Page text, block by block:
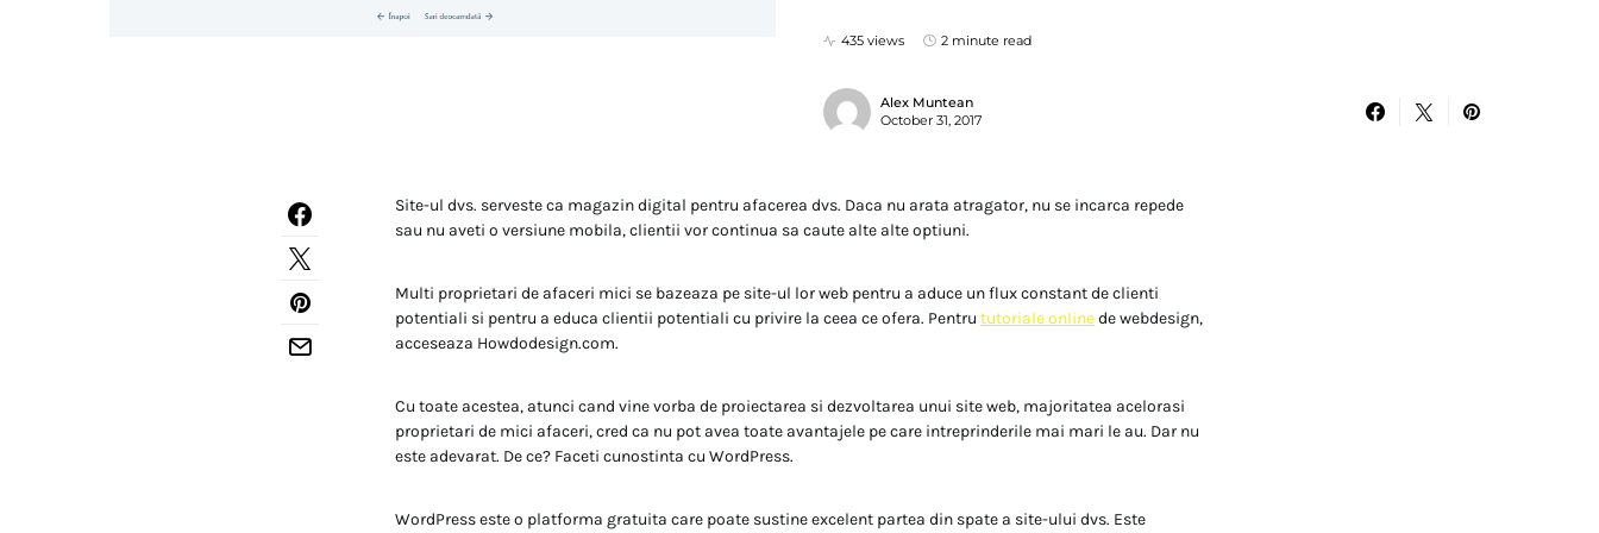
435 views 2 minute read
Alex Muntean
October 31, 2017
Site-ul dvs. serveste ca magazin digital pentru afacerea dvs. Daca nu arata atragator, nu se incarca repede
sau nu aveti o versiune mobila, clientii vor continua sa caute alte alte optiuni.
Multi proprietari de afaceri mici se bazeaza pe site-ul lor web pentru a aduce un flux constant de clienti
potentiali si pentru a educa clientii potentiali cu privire la ceea ce ofera. Pentru tutoriale onlinede webdesign,
acceseaza Howdodesign.com.
Cu toate acestea, atunci cand vine vorba de proiectarea si dezvoltarea unui site web, majoritatea acelorasi
proprietari de mici afaceri, cred ca nu pot avea toate avantajele pe care intreprinderile mai mari le au. Dar nu
este adevarat. De ce? Faceti cunostinta cu WordPress.
WordPress este o platforma gratuita care poate sustine excelent partea din spate a site-ului dvs. Este